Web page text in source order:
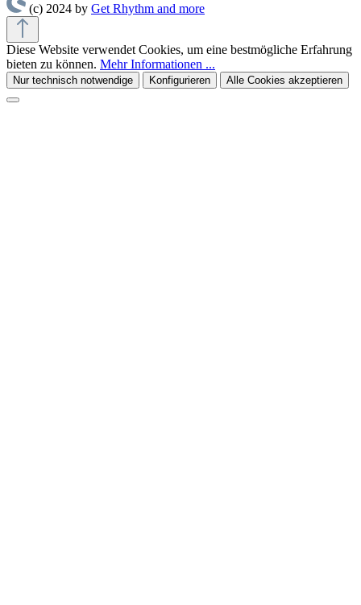
(c) 2024 by Get Rhythm and more
Diese Website verwendet Cookies, um eine bestmögliche Erfahrung
bieten zu können. Mehr Informationen ...
Nur technisch notwendige Konfigurieren Alle Cookies akzeptieren